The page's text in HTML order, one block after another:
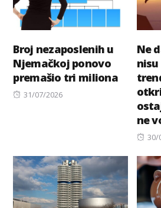
Broj nezaposlenih u
Njemačkoj ponovo
premašio tri miliona
Posted
31/07/2026
Ne
ne
30/